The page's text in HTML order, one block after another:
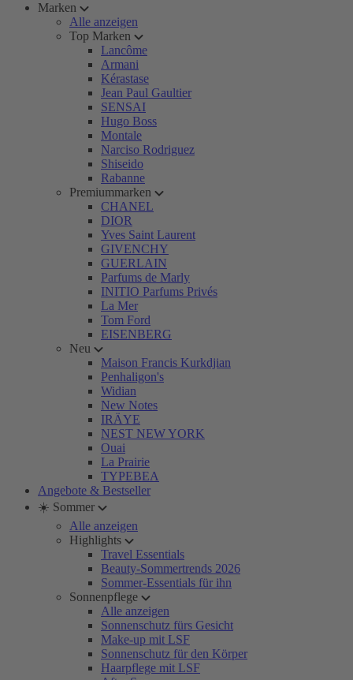
Marken
Alle anzeigen
Top Marken
Lancôme
Armani
Kérastase
Jean Paul Gaultier
SENSAI
Hugo Boss
Montale
Narciso Rodriguez
Shiseido
Rabanne
Premiummarken
CHANEL
DIOR
Yves Saint Laurent
GIVENCHY
GUERLAIN
Parfums de Marly
INITIO Parfums Privés
La Mer
Tom Ford
EISENBERG
Neu
Maison Francis Kurkdjian
Penhaligon's
Widian
New Notes
IRÄYE
NEST NEW YORK
Ouai
La Prairie
TYPEBEA
Angebote & Bestseller
☀️ Sommer
Alle anzeigen
Highlights
Travel Essentials
Beauty-Sommertrends 2026
Sommer-Essentials für ihn
Sonnenpflege
Alle anzeigen
Sonnenschutz fürs Gesicht
Make-up mit LSF
Sonnenschutz für den Körper
Haarpflege mit LSF